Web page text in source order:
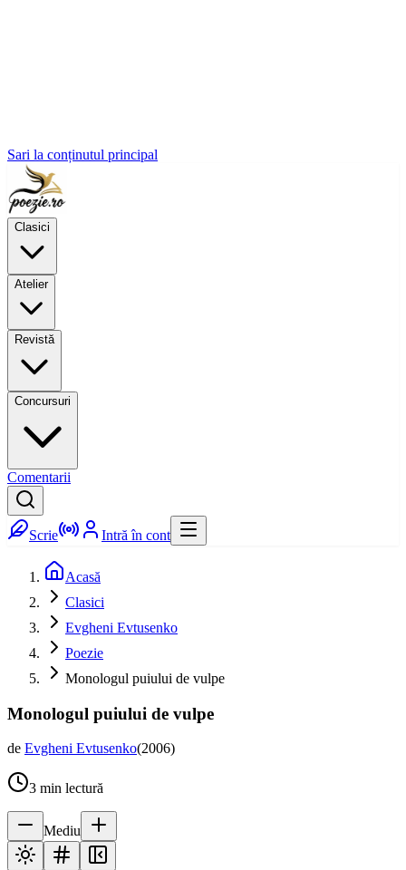
Sari la conținutul principal
Clasici
Atelier
Revistă
Concursuri
Comentarii
Scrie Intră în cont
Acasă
Clasici
Evgheni Evtusenko
Poezie
Monologul puiului de vulpe
Monologul puiului de vulpe
de Evgheni Evtusenko(2006)
3 min lectură
Mediu